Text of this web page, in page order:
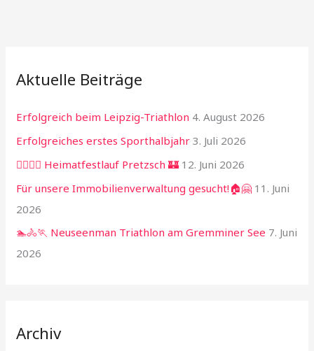
Aktuelle Beiträge
Erfolgreich beim Leipzig-Triathlon 4. August 2026
Erfolgreiches erstes Sporthalbjahr 3. Juli 2026
🏃‍♂️🏃‍♀️ Heimatfestlauf Pretzsch 🏰 12. Juni 2026
Für unsere Immobilienverwaltung gesucht!🏠🤗 11. Juni
2026
🏊🚴🏃 Neuseenman Triathlon am Gremminer See 7. Juni
2026
Archiv